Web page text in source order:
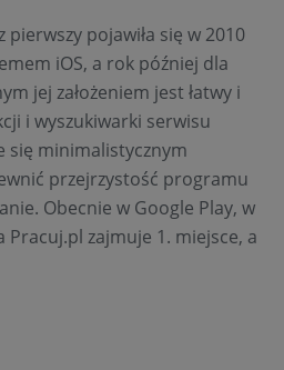
pojawiła się w 2010
iOS, a rok później dla
jej założeniem jest łatwy i
i wyszukiwarki serwisu
się minimalistycznym
przejrzystość programu
Obecnie w Google Play, w
zajmuje 1. miejsce, a